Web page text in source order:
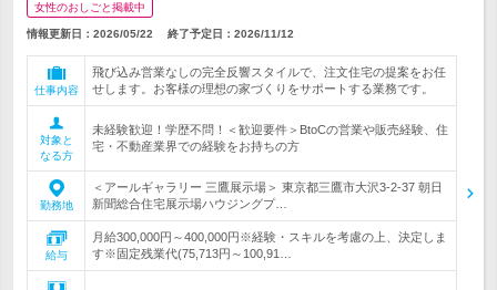
女性のおしごと掲載中
情報更新日：2026/05/22 終了予定日： 2026/11/12
仕事内容
飛び込み営業なしの完全反響スタイルで、注文住宅の提案をお任
せします。お客様の理想の家づくりをサポートする業務です。
対象と
なる方
未経験歓迎！学歴不問！＜歓迎要件＞BtoCの営業や販売経験、住
宅・不動産業界での経験をお持ちの方
勤務地
＜アールギャラリー 三鷹展示場＞ 東京都三鷹市大沢3-2-37 朝日
新聞総合住宅展示場ハウジングプ…
給与
月給300,000円～400,000円※経験・スキルを考慮の上、決定しま
す※固定残業代(75,713円～100,91…